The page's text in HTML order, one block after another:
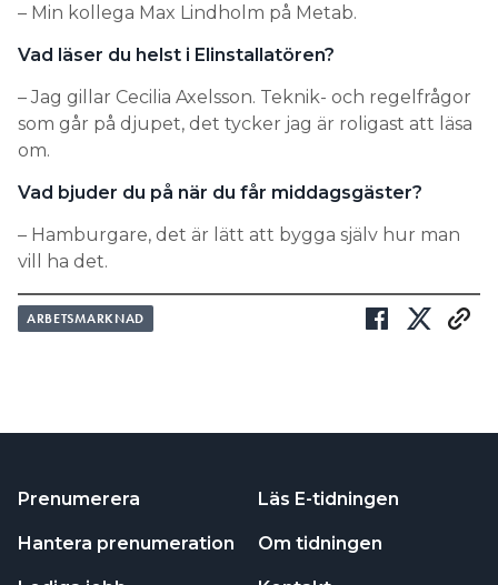
– Min kollega Max Lindholm på Metab.
Vad läser du helst i Elinstallatören?
– Jag gillar Cecilia Axelsson. Teknik- och regelfrågor
som går på djupet, det tycker jag är roligast att läsa
om.
Vad bjuder du på när du får middagsgäster?
– Hamburgare, det är lätt att bygga själv hur man
vill ha det.
ARBETSMARKNAD
Prenumerera
Hantera prenumeration
Läs E-tidningen
Om tidningen